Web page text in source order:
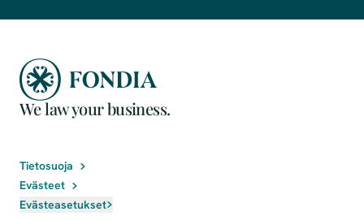
We law your business.
Tietosuoja
Evästeet
Evästeasetukset